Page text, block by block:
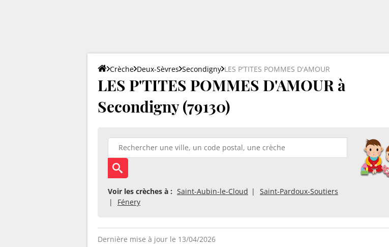
Crèche Deux-Sèvres Secondigny LES P'TITES POMMES D'AMOUR
LES P'TITES POMMES D'AMOUR à
Secondigny (79130)
Voir les crèches à : Saint-Aubin-le-Cloud
Saint-Pardoux-Soutiers
Fénery
Dernière mise à jour le 13/04/2026